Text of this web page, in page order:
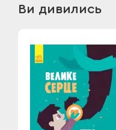
Ви дивились